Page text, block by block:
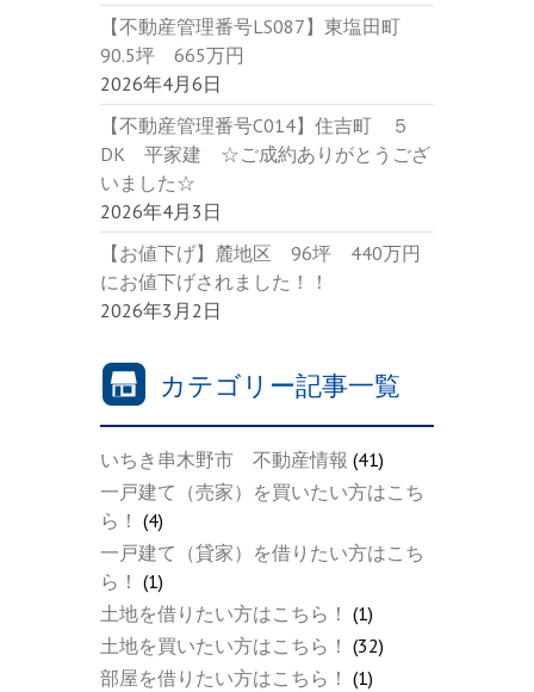
【不動産管理番号LS087】東塩田町
90.5坪 665万円
2026年4月6日
【不動産管理番号C014】住吉町 ５
DK 平家建 ☆ご成約ありがとうござ
いました☆
2026年4月3日
【お値下げ】麓地区 96坪 440万円
にお値下げされました！！
2026年3月2日
カテゴリー記事一覧
いちき串木野市 不動産情報 (41)
一戸建て（売家）を買いたい方はこち
ら！ (4)
一戸建て（貸家）を借りたい方はこち
ら！ (1)
土地を借りたい方はこちら！ (1)
土地を買いたい方はこちら！ (32)
部屋を借りたい方はこちら！ (1)